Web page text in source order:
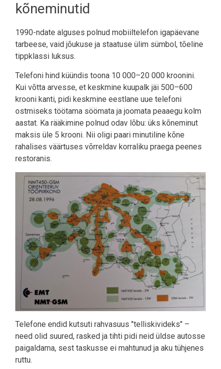
kõneminutid
1990-ndate alguses polnud mobiiltelefon igapäevane
tarbeese, vaid jõukuse ja staatuse ülim sümbol, tõeline
tippklassi luksus.
Telefoni hind küündis toona 10 000–20 000 kroonini.
Kui võtta arvesse, et keskmine kuupalk jäi 500–600
krooni kanti, pidi keskmine eestlane uue telefoni
ostmiseks töötama söömata ja joomata peaaegu kolm
aastat. Ka rääkimine polnud odav lõbu: üks kõneminut
maksis üle 5 krooni. Nii oligi paari minutiline kõne
rahalises väärtuses võrreldav korraliku praega peenes
restoranis.
Telefone endid kutsuti rahvasuus "telliskivideks" –
need olid suured, rasked ja tihti pidi neid üldse autosse
paigaldama, sest taskusse ei mahtunud ja aku tühjenes
ruttu.